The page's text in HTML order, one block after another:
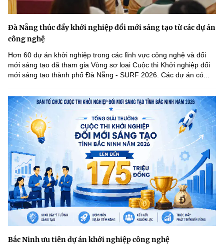
Đà Nẵng thúc đẩy khởi nghiệp đổi mới sáng tạo từ các dự án
công nghệ
Hơn 60 dự án khởi nghiệp trong các lĩnh vực công nghệ và đổi
mới sáng tạo đã tham gia Vòng sơ loại Cuộc thi Khởi nghiệp đổi
mới sáng tạo thành phố Đà Nẵng - SURF 2026. Các dự án có...
Bắc Ninh ưu tiên dự án khởi nghiệp công nghệ